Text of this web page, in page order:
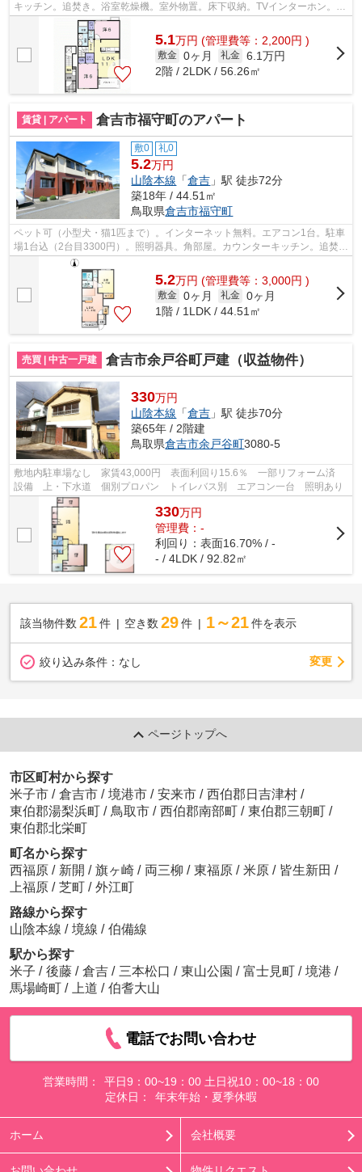
キッチン。追焚き。浴室乾燥機。室外物置。床下収納。TVインターホン。温
水洗浄便座。独立洗面台。南バルコニ...
5.1万円 (管理費等：2,200円 )
敷金 0ヶ月 礼金 6.1万円
2階 / 2LDK / 56.26㎡
賃貸 | アパート 倉吉市福守町のアパート
敷0 礼0
5.2万円
山陰本線 「倉吉 」駅 徒歩72分
築18年 / 44.51㎡
鳥取県倉吉市福守町
ペット可（小型犬・猫1匹まで）。インターネット無料。エアコン1台。駐車
場1台込（2台目3300円）。照明器具。角部屋。カウンターキッチン。追焚
き。浴室乾燥機。物置。床下収納。カー...
5.2万円 (管理費等：3,000円 )
敷金 0ヶ月 礼金 0ヶ月
1階 / 1LDK / 44.51㎡
売買 | 中古一戸建 倉吉市余戸谷町戸建（収益物件）
330万円
山陰本線 「倉吉 」駅 徒歩70分
築65年 / 2階建
鳥取県倉吉市余戸谷町3080-5
敷地内駐車場なし 家賃43,000円 表面利回り15.6％ 一部リフォーム済
設備 上・下水道 個別プロパン トイレバス別 エアコン一台 照明あり
330万円
管理費：-
利回り：表面16.70% / -
- / 4LDK / 92.82㎡
該当物件数 21件 空き数 29 件 1～21 件を表示
絞り込み条件： なし 変更
ページトップへ
市区町村から探す
米子市 / 倉吉市 / 境港市 / 安来市 / 西伯郡日吉津村 /
東伯郡湯梨浜町 / 鳥取市 / 西伯郡南部町 / 東伯郡三朝町 /
東伯郡北栄町
町名から探す
西福原 / 新開 / 旗ヶ崎 / 両三柳 / 東福原 / 米原 / 皆生新田 /
上福原 / 芝町 / 外江町
路線から探す
山陰本線 / 境線 / 伯備線
駅から探す
米子 / 後藤 / 倉吉 / 三本松口 / 東山公園 / 富士見町 / 境港 /
馬場崎町 / 上道 / 伯耆大山
電話でお問い合わせ
営業時間：
平日9：00~19：00 土日祝10：00~18：00
定休日：
年末年始・夏季休暇
ホーム 会社概要